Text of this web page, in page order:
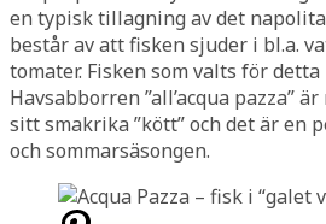
en typisk tillagning av det
består av att fisken sjuder i bl.a.
tomater. Fisken som valts för
Havsabborren ”all’acqua pazza”
sitt smakrika ”kött” och det är en
och sommarsäsongen.